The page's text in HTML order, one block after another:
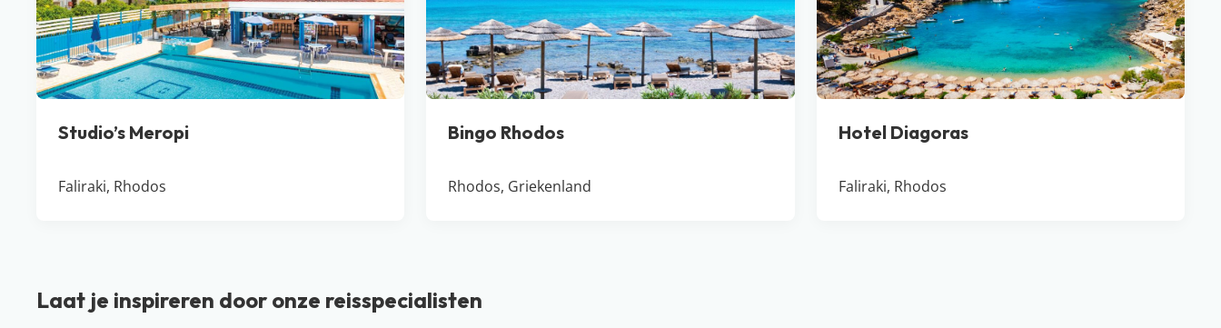
Studio’s Meropi
Faliraki, Rhodos
Bingo Rhodos
Rhodos, Griekenland
Hotel Diagoras
Faliraki, Rhodos
Laat je inspireren door onze reisspecialisten